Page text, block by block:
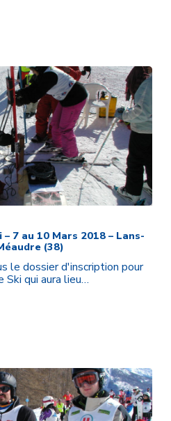
7 au 10 Mars 2018 – Lans-
(38)
le dossier d'inscription pour
Ski qui aura lieu…